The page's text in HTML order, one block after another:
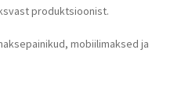
produktsioonist.
mobiilimaksed ja